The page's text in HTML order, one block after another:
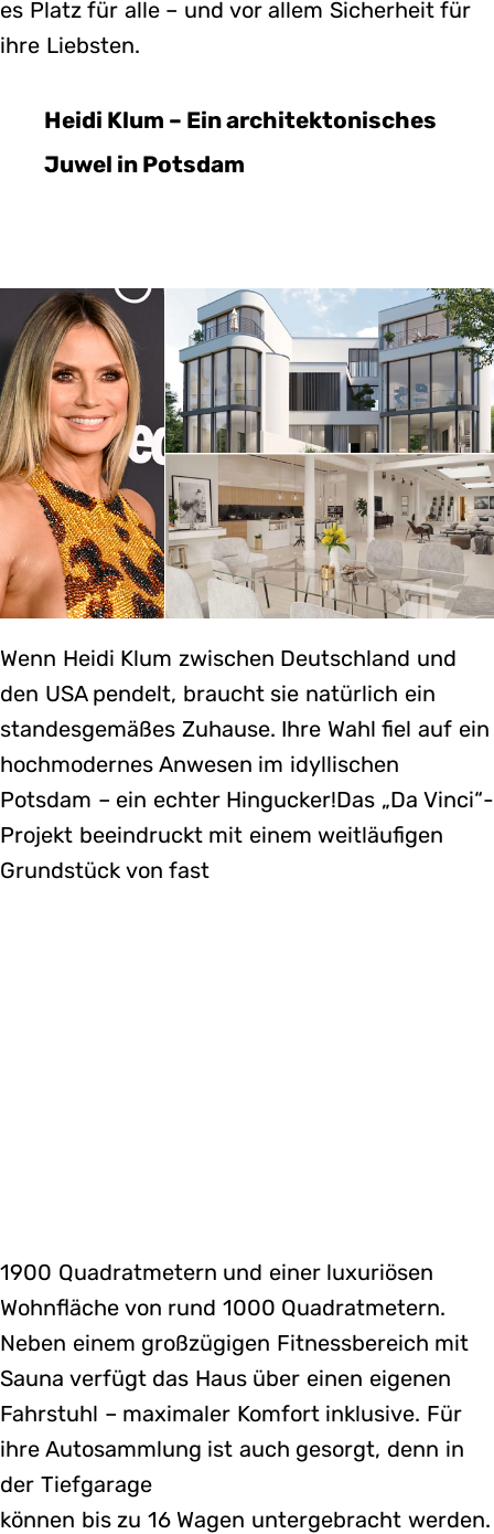
es Platz für alle – und vor allem Sicherheit für
ihre Liebsten.
Heidi Klum – Ein architektonisches
Juwel in Potsdam
Wenn Heidi Klum zwischen Deutschland und
den USA pendelt, braucht sie natürlich ein
standesgemäßes Zuhause. Ihre Wahl fiel auf ein
hochmodernes Anwesen im idyllischen
Potsdam – ein echter Hingucker!Das „Da Vinci“-
Projekt beeindruckt mit einem weitläufigen
Grundstück von fast
1900 Quadratmetern und einer luxuriösen
Wohnfläche von rund 1000 Quadratmetern.
Neben einem großzügigen Fitnessbereich mit
Sauna verfügt das Haus über einen eigenen
Fahrstuhl – maximaler Komfort inklusive. Für
ihre Autosammlung ist auch gesorgt, denn in
der Tiefgarage
können bis zu 16 Wagen untergebracht werden.